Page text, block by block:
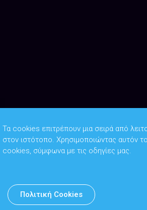
Copyright © 2026
Τα cookies επιτρέπουν μια σειρά από
στον ιστότοπο. Χρησιμοποιώντας αυτόν
cookies, σύμφωνα με τις οδηγίες μας.
Πολιτική Cookies